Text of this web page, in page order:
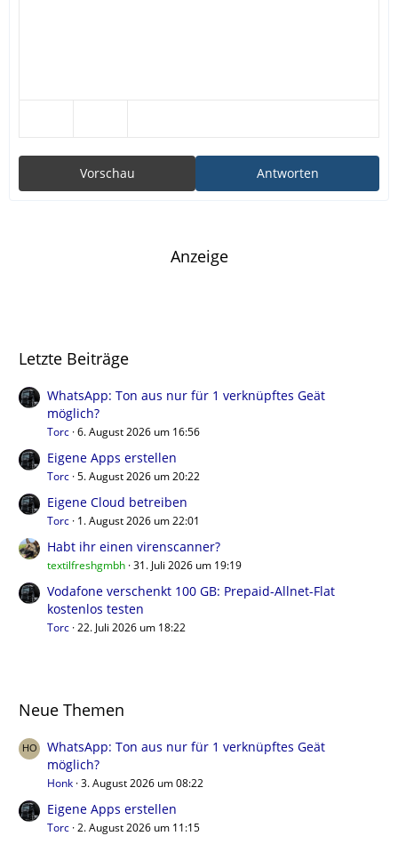
Antworten
Vorschau
Anzeige
Letzte Beiträge
WhatsApp: Ton aus nur für 1 verknüpftes Geät
möglich?
Torc 6. August 2026 um 16:56
Eigene Apps erstellen
Torc 5. August 2026 um 20:22
Eigene Cloud betreiben
Torc 1. August 2026 um 22:01
Habt ihr einen virenscanner?
textilfreshgmbh 31. Juli 2026 um 19:19
Vodafone verschenkt 100 GB: Prepaid-Allnet-Flat
kostenlos testen
Torc 22. Juli 2026 um 18:22
Neue Themen
WhatsApp: Ton aus nur für 1 verknüpftes Geät
möglich?
Honk 3. August 2026 um 08:22
Eigene Apps erstellen
Torc 2. August 2026 um 11:15